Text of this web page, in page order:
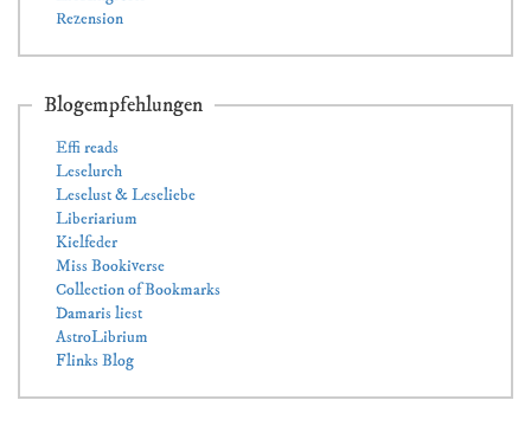
Rezension
Blogempfehlungen
Effi reads
Leselurch
Leselust & Leseliebe
Liberiarium
Kielfeder
Miss Bookiverse
Collection of Bookmarks
Damaris liest
AstroLibrium
Flinks Blog